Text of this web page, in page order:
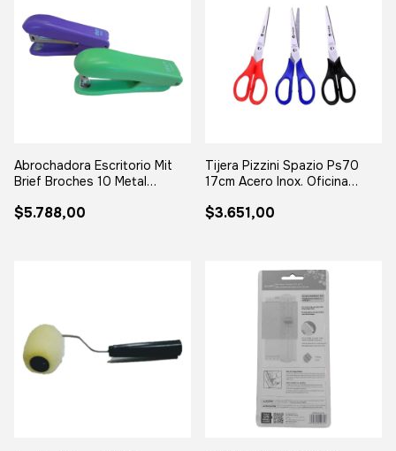
Abrochadora Escritorio Mit
Brief Broches 10 Metal
$5.788,00
Tijera Pizzini Spazio Ps70
17cm Acero Inox. Oficina
$3.651,00